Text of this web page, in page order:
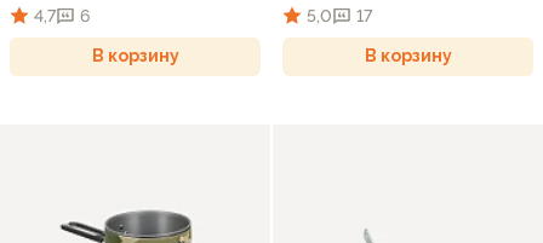
4,7
6
В корзину
5,0
17
В корзину